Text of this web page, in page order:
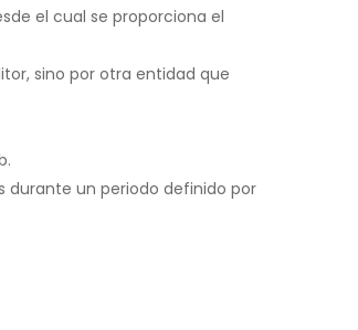
el cual se proporciona el
sino por otra entidad que
durante un periodo definido por